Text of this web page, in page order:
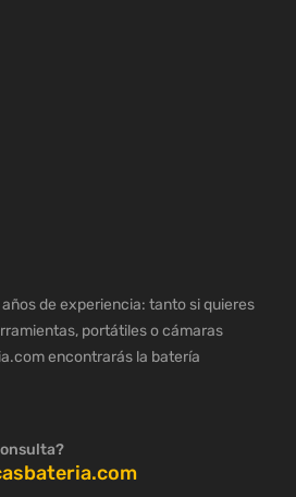
de experiencia: tanto si quieres
portátiles o cámaras
encontrarás la batería